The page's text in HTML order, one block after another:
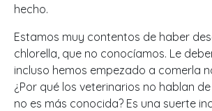
hecho.
Estamos muy contentos de haber
chlorella, que no conocíamos. Le
incluso hemos empezado a comerla
¿Por qué los veterinarios no hablan de
no es más conocida? Es una suerte